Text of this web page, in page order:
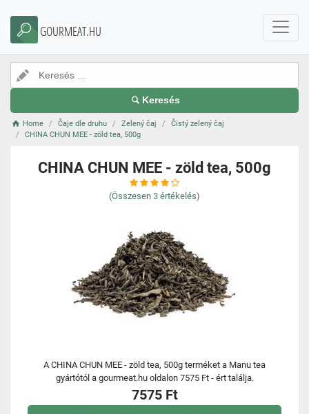
GOURMEAT.HU
Keresés
Home Čaje dle druhu Zelený čaj
Čistý zelený čaj
CHINA CHUN MEE - zöld tea, 500g
CHINA CHUN MEE - zöld tea, 500g
(Összesen 3 értékelés)
A CHINA CHUN MEE - zöld tea, 500g terméket a Manu tea
gyártótól a gourmeat.hu oldalon 7575 Ft - ért találja.
7575 Ft